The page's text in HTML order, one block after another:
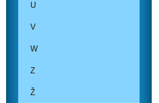
U
V
W
Z
Ž